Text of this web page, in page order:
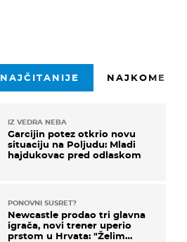
NAJČITANIJE
IZ VEDRA NEBA
Garcijin potez otkrio novu
situaciju na Poljudu: Mladi
hajdukovac pred odlaskom
PONOVNI SUSRET?
Newcastle prodao tri glavna
igrača, novi trener uperio
prstom u Hrvata: "Želim